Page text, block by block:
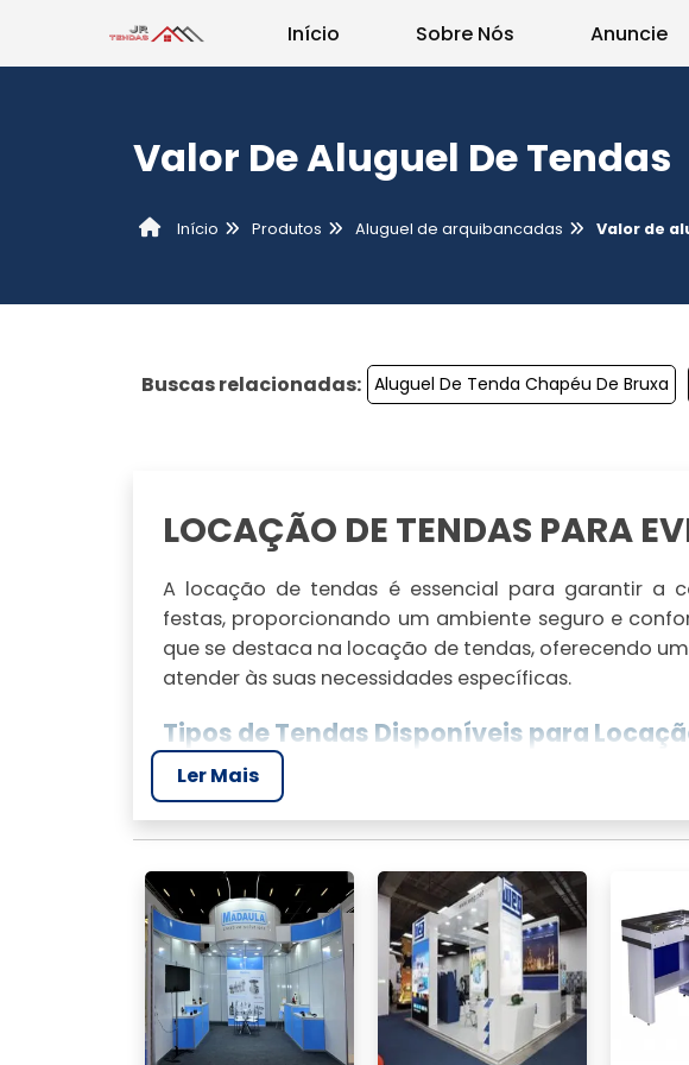
Início Sobre Nós Anuncie
Valor De Aluguel De Tendas
Início Produtos Aluguel de arquibancadas Valor de
Buscas relacionadas: Aluguel De Tenda Chapéu De Bruxa
LOCAÇÃO DE TENDAS PARA
A locação de tendas é essencial para garantir a
festas, proporcionando um ambiente seguro e
que se destaca na locação de tendas, oferecendo
atender às suas necessidades específicas.
Tipos de Tendas Disponíveis para
JR Tendas oferece diversos tipos de tendas, como
bruxa e tendas tensionadas. Cada tipo é
sejam eles corporativos, festas particulares ou
Vantagens de Alugar Tendas para Eventos
Alugar tendas pode ser mais vantajoso do que
manutenção realizada pela empresa e a
como decoração e equipamentos, de acordo com
Ler Mais